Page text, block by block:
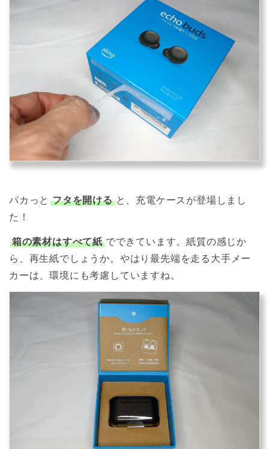
パカっと フタを開ける と、充電ケースが登場しまし
た！
箱の素材はすべて紙 でできています。紙質の感じか
ら、再生紙でしょうか。やはり最先端を走る大手メー
カーは、環境にも考慮していますね。